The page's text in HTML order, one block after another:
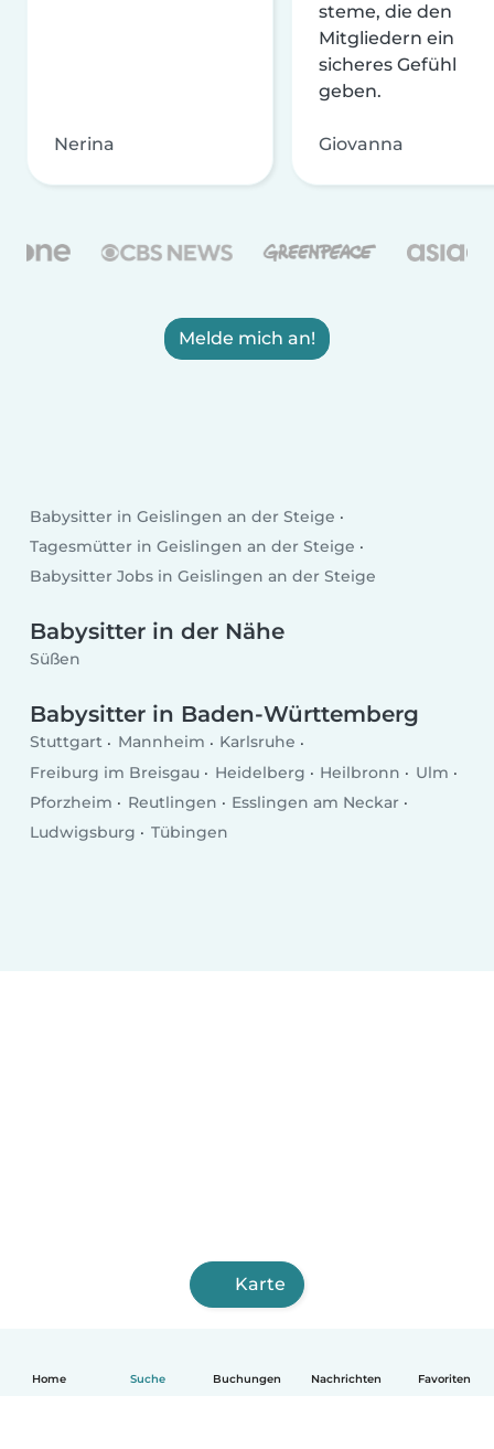
Home Suche Buchungen Nachrichten Favoriten
Nerina
steme, die den
Mitgliedern ein
sicheres Gefühl
geben.
Giovanna
Melde mich an!
Babysitter in Geislingen an der Steige
Tagesmütter in Geislingen an der Steige
Babysitter Jobs in Geislingen an der Steige
Babysitter in der Nähe
Süßen
Babysitter in Baden-Württemberg
Stuttgart Mannheim
Karlsruhe
Freiburg im Breisgau
Heidelberg Heilbronn
Ulm
Pforzheim
Reutlingen
Esslingen am Neckar
Ludwigsburg
Tübingen
Karte